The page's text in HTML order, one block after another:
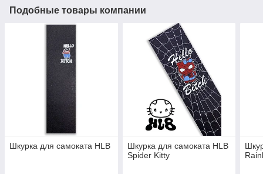
Подобные товары компании
Шкурка для самоката HLB
Шкурка для самоката HLB
Spider Kitty